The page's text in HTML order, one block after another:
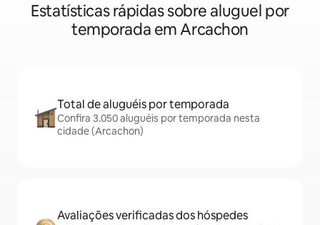
Estatísticas rápidas sobre aluguel por
temporada em Arcachon
Total de aluguéis por temporada
Confira 3.050 aluguéis por temporada nesta
cidade (Arcachon)
Avaliações verificadas dos hóspedes